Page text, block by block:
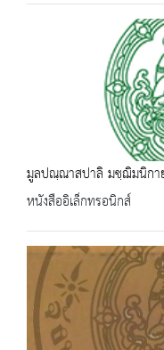
มูลปณฺณาสปาลิ มชฺฌิมนิก
หนังสืออิเล็กทรอนิกส์